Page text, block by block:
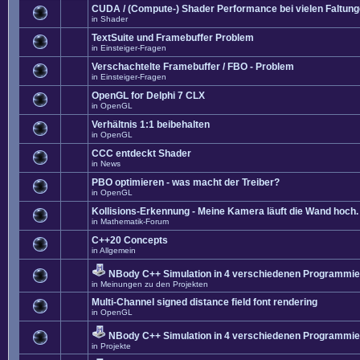
CUDA / (Compute-) Shader Performance bei vielen
in Shader
TextSuite und Framebuffer Problem
in Einsteiger-Fragen
Verschachtelte Framebuffer / FBO - Problem
in Einsteiger-Fragen
OpenGL for Delphi 7 CLX
in OpenGL
Verhältnis 1:1 beibehalten
in OpenGL
CCC entdeckt Shader
in News
PBO optimieren - was macht der Treiber?
in OpenGL
Kollisions-Erkennung - Meine Kamera läuft die Wand hoch.
in Mathematik-Forum
C++20 Concepts
in Allgemein
NBody C++ Simulation in 4 verschiedenen
in Meinungen zu den Projekten
Multi-Channel signed distance field font rendering
in OpenGL
NBody C++ Simulation in 4 verschiedenen
in Projekte